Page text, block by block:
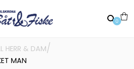
0
HERR & DAM/
MAN